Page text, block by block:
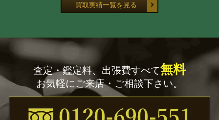
買取実績一覧を見る
査定・鑑定料、出張費すべて無料
お気軽にご来店・ご相談下さい。